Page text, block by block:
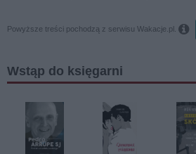
Powyższe treści pochodzą z serwisu Wakacje.pl. 
Wstąp do księgarni